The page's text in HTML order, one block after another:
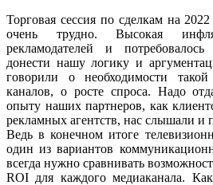
Торговая сессия по сделкам на
очень трудно. Высокая
рекламодателей и
донести нашу логику и
говорили о необходимости
каналов, о росте спроса. Надо
опыту наших партнеров, как
рекламных агентств, нас слышали
Ведь в конечном итоге
один из вариантов
всегда нужно сравнивать
ROI для каждого медиаканала.